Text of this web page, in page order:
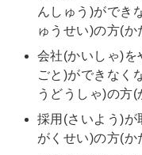
んしゅう)ができ
ゅうせい)の方(か
会社(かいしゃ)を
ごと)ができなく
うどうしゃ)の方(
採用(さいよう)が
がくせい)の方(か